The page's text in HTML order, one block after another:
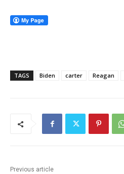
TAGS Biden carter Reagan
Previous article